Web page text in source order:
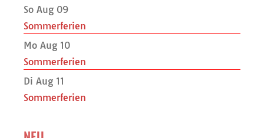
So Aug 09
Sommerferien
Mo Aug 10
Sommerferien
Di Aug 11
Sommerferien